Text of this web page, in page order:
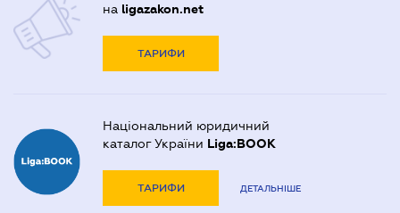
на ligazakon.net
ТАРИФИ
Національний юридичний
каталог України Liga:BOOK
ТАРИФИ ДЕТАЛЬНІШЕ